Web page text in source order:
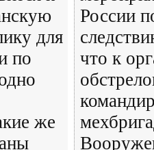
для
по
же
России
что к